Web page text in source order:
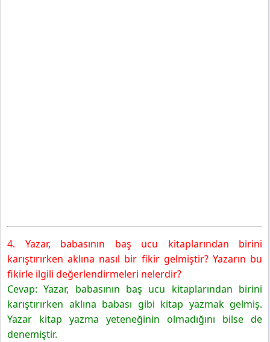
4. Yazar, babasının baş ucu kitaplarından birini
karıştırırken aklına nasıl bir fikir gelmiştir? Yazarın bu
fikirle ilgili değerlendirmeleri nelerdir?
Cevap: Yazar, babasının baş ucu kitaplarından birini
karıştırırken aklına babası gibi kitap yazmak gelmiş.
Yazar kitap yazma yeteneğinin olmadığını bilse de
denemiştir.